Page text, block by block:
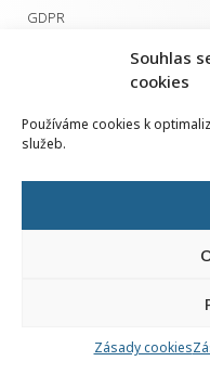
Souhlas
cookies
Používáme cookies k
služeb.
Zásady cookies
GDPR
Přehled PK pro splnění MZK